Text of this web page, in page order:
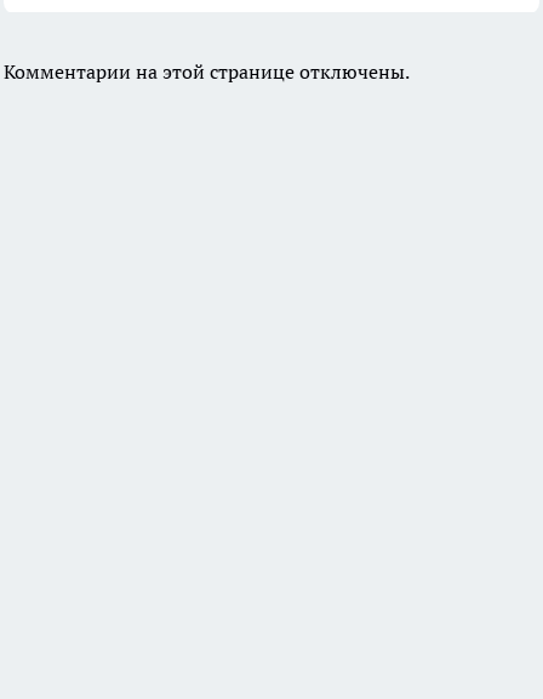
Комментарии на этой странице отключены.